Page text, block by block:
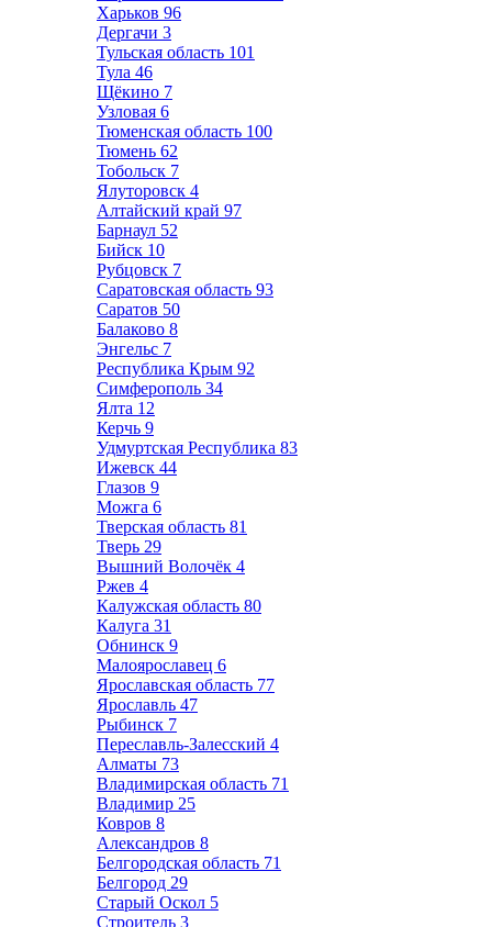
Харьков 96
Дергачи 3
Тульская область 101
Тула 46
Щёкино 7
Узловая 6
Тюменская область 100
Тюмень 62
Тобольск 7
Ялуторовск 4
Алтайский край 97
Барнаул 52
Бийск 10
Рубцовск 7
Саратовская область 93
Саратов 50
Балаково 8
Энгельс 7
Республика Крым 92
Симферополь 34
Ялта 12
Керчь 9
Удмуртская Республика 83
Ижевск 44
Глазов 9
Можга 6
Тверская область 81
Тверь 29
Вышний Волочёк 4
Ржев 4
Калужская область 80
Калуга 31
Обнинск 9
Малоярославец 6
Ярославская область 77
Ярославль 47
Рыбинск 7
Переславль-Залесский 4
Алматы 73
Владимирская область 71
Владимир 25
Ковров 8
Александров 8
Белгородская область 71
Белгород 29
Старый Оскол 5
Строитель 3